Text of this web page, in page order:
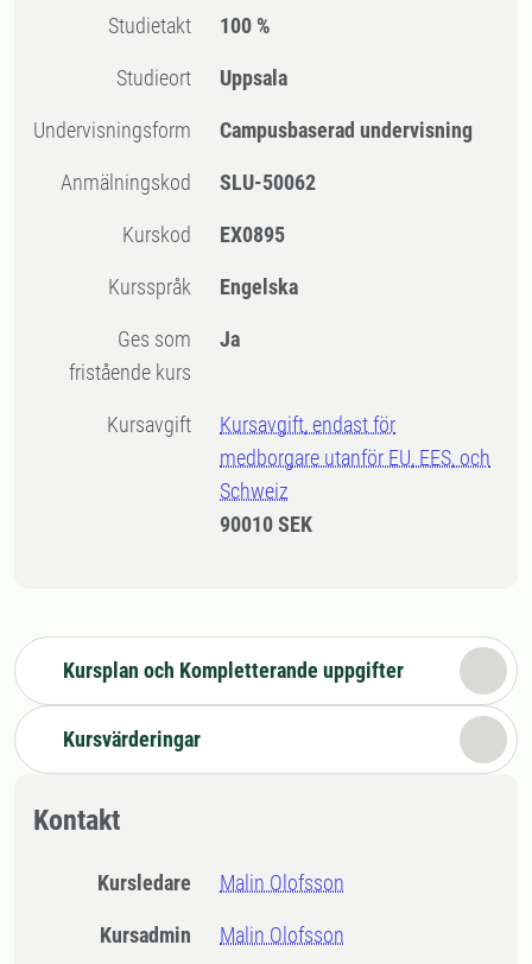
Studietakt 100 %
Studieort Uppsala
Undervisningsform Campusbaserad undervisning
Anmälningskod SLU-50062
Kurskod EX0895
Kursspråk Engelska
Ges som
fristående kurs
Ja
Kursavgift
Kursavgift, endast för
medborgare utanför EU, EES, och
Schweiz
90010 SEK
Kursplan och Kompletterande uppgifter
Kursvärderingar
Kontakt
Kursledare Malin Olofsson
Kursadmin Malin Olofsson